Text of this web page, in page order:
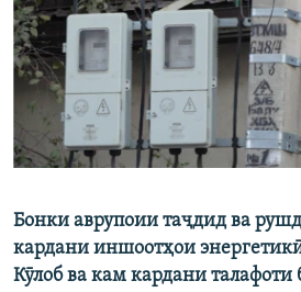
Бонки аврупоии таҷдид ва
кардани иншоотҳои
Кӯлоб ва кам кардани талафоти